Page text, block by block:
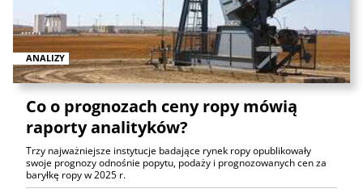
ANALIZY
Co o prognozach ceny ropy mówią
raporty analityków?
Trzy najważniejsze instytucje badające rynek ropy opublikowały
swoje prognozy odnośnie popytu, podaży i prognozowanych cen za
baryłkę ropy w 2025 r.